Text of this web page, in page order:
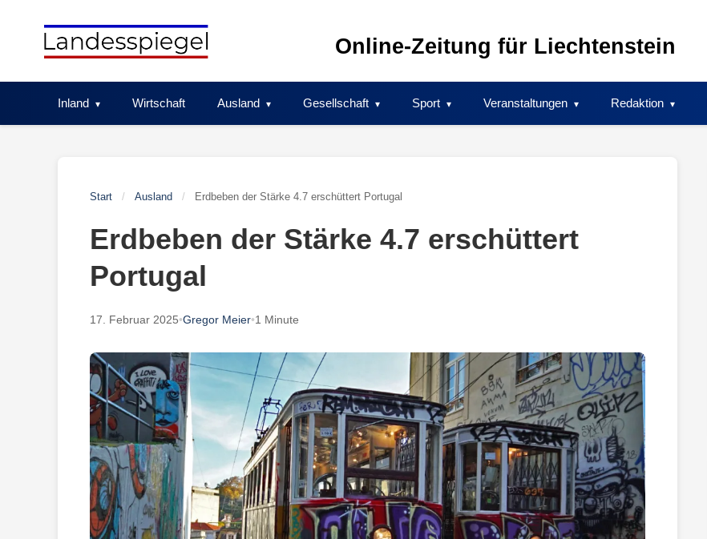
Online-Zeitung für Liechtenstein
Inland Wirtschaft Ausland Gesellschaft Sport Veranstaltungen Redaktion
Start / Ausland / Erdbeben der Stärke 4.7 erschüttert Portugal
Erdbeben der Stärke 4.7 erschüttert
Portugal
17. Februar 2025•Gregor Meier•1 Minute